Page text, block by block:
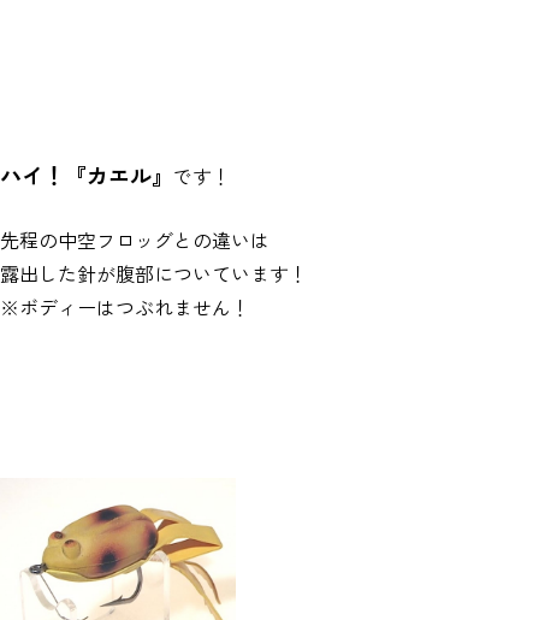
ハイ！『カエル』 です！
先程の中空フロッグとの違いは
露出した針が腹部についています！
※ボディーはつぶれません！